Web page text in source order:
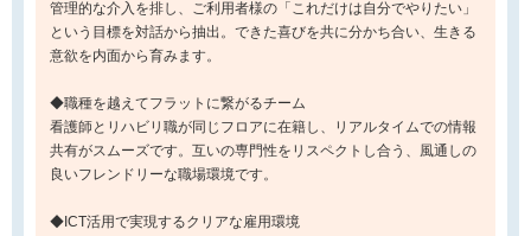
管理的な介入を排し、ご利用者様の「これだけは自分でやりたい」
という目標を対話から抽出。できた喜びを共に分かち合い、生きる
意欲を内面から育みます。
◆職種を越えてフラットに繋がるチーム
看護師とリハビリ職が同じフロアに在籍し、リアルタイムでの情報
共有がスムーズです。互いの専門性をリスペクトし合う、風通しの
良いフレンドリーな職場環境です。
◆ICT活用で実現するクリアな雇用環境